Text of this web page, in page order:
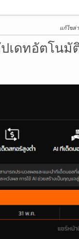
แก้ไขล่
เดทอัตโนมั